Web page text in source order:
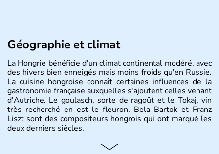
Géographie et climat
La Hongrie bénéficie d'un climat continental modéré, avec
des hivers bien enneigés mais moins froids qu'en Russie.
La cuisine hongroise connaît certaines influences de la
gastronomie française auxquelles s'ajoutent celles venant
d'Autriche. Le goulasch, sorte de ragoût et le Tokaj, vin
très recherché en est le fleuron. Bela Bartok et Franz
Liszt sont des compositeurs hongrois qui ont marqué les
deux derniers siècles.
Histoire et administration